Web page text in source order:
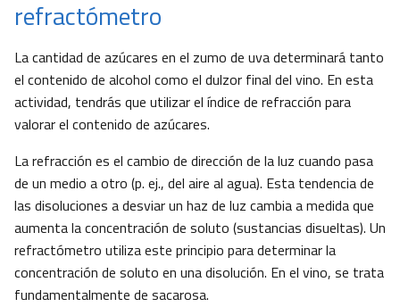
refractómetro
La cantidad de azúcares en el zumo de uva determinará tanto
el contenido de alcohol como el dulzor final del vino. En esta
actividad, tendrás que utilizar el índice de refracción para
valorar el contenido de azúcares.
La refracción es el cambio de dirección de la luz cuando pasa
de un medio a otro (p. ej., del aire al agua). Esta tendencia de
las disoluciones a desviar un haz de luz cambia a medida que
aumenta la concentración de soluto (sustancias disueltas). Un
refractómetro utiliza este principio para determinar la
concentración de soluto en una disolución. En el vino, se trata
fundamentalmente de sacarosa.